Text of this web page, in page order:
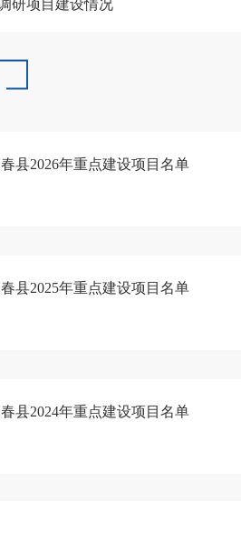
研项目建设情况
县2026年重点建设项目名单
县2025年重点建设项目名单
县2024年重点建设项目名单